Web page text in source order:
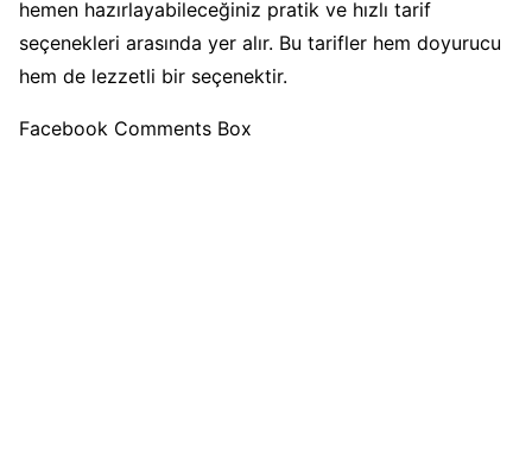
hemen hazırlayabileceğiniz pratik ve hızlı tarif
seçenekleri arasında yer alır. Bu tarifler hem doyurucu
hem de lezzetli bir seçenektir.
Facebook Comments Box